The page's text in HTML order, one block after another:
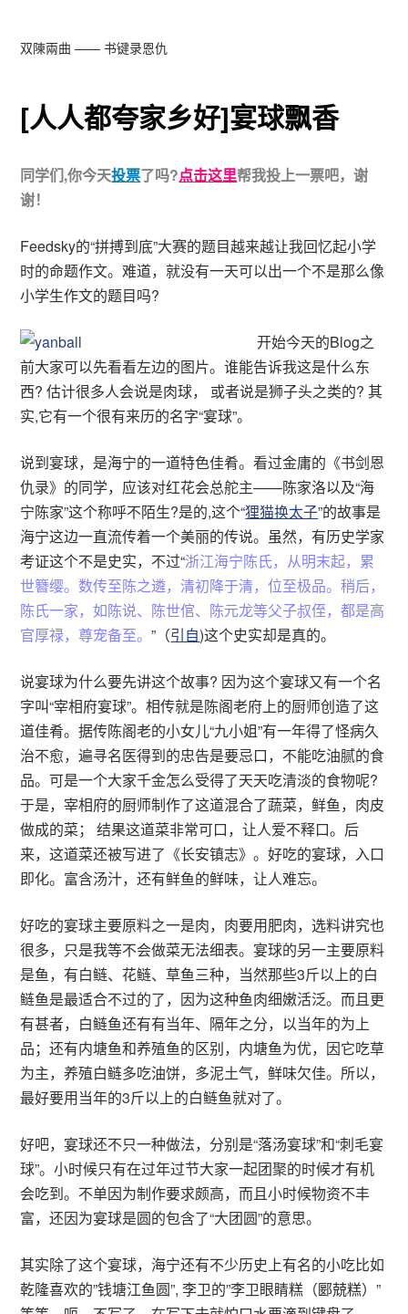
双陳兩曲 —— 书键录恩仇
[人人都夸家乡好]宴球飘香
同学们,你今天投票了吗?点击这里帮我投上一票吧，谢
谢！
Feedsky的“拼搏到底”大赛的题目越来越让我回忆起小学
时的命题作文。难道，就没有一天可以出一个不是那么像
小学生作文的题目吗?
开始今天的Blog之
前大家可以先看看左边的图片。谁能告诉我这是什么东
西? 估计很多人会说是肉球， 或者说是狮子头之类的? 其
实,它有一个很有来历的名字“宴球”。
说到宴球，是海宁的一道特色佳肴。看过金庸的《书剑恩
仇录》的同学，应该对红花会总舵主——陈家洛以及“海
宁陈家”这个称呼不陌生?是的,这个“狸猫换太子”的故事是
海宁这边一直流传着一个美丽的传说。虽然，有历史学家
考证这个不是史实，不过“浙江海宁陈氏，从明末起，累
世簪缨。数传至陈之遴，清初降于清，位至极品。稍后，
陈氏一家，如陈说、陈世倌、陈元龙等父子叔侄，都是高
官厚禄，尊宠备至。”（引自)这个史实却是真的。
说宴球为什么要先讲这个故事? 因为这个宴球又有一个名
字叫“宰相府宴球”。相传就是陈阁老府上的厨师创造了这
道佳肴。据传陈阁老的小女儿“九小姐”有一年得了怪病久
治不愈，遍寻名医得到的忠告是要忌口，不能吃油腻的食
品。可是一个大家千金怎么受得了天天吃清淡的食物呢?
于是，宰相府的厨师制作了这道混合了蔬菜，鲜鱼，肉皮
做成的菜； 结果这道菜非常可口，让人爱不释口。后
来，这道菜还被写进了《长安镇志》。好吃的宴球，入口
即化。富含汤汁，还有鲜鱼的鲜味，让人难忘。
好吃的宴球主要原料之一是肉，肉要用肥肉，选料讲究也
很多，只是我等不会做菜无法细表。宴球的另一主要原料
是鱼，有白鲢、花鲢、草鱼三种，当然那些3斤以上的白
鲢鱼是最适合不过的了，因为这种鱼肉细嫩活泛。而且更
有甚者，白鲢鱼还有有当年、隔年之分，以当年的为上
品；还有内塘鱼和养殖鱼的区别，内塘鱼为优，因它吃草
为主，养殖白鲢多吃油饼，多泥土气，鲜味欠佳。所以，
最好要用当年的3斤以上的白鲢鱼就对了。
好吧，宴球还不只一种做法，分别是“落汤宴球”和“刺毛宴
球”。小时候只有在过年过节大家一起团聚的时候才有机
会吃到。不单因为制作要求颇高，而且小时候物资不丰
富，还因为宴球是圆的包含了“大团圆”的意思。
其实除了这个宴球，海宁还有不少历史上有名的小吃比如
乾隆喜欢的”钱塘江鱼圆”, 李卫的”李卫眼睛糕（郾兢糕）”